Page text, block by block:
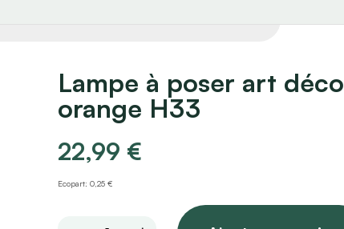
Lampe à poser art déco
orange H33
22,99 €
Ecopart: 0,25 €